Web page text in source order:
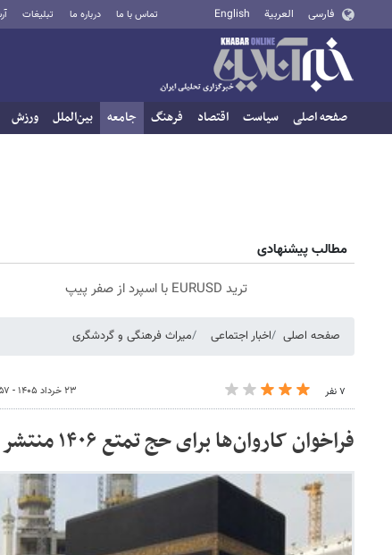
فارسی العربية English تماس با ما درباره ما تبلیغات
صفحه اصلی سیاست اقتصاد فرهنگ جامعه بین‌الملل ورزش
مطالب پیشنهادی
ترید EURUSD با اسپرد از صفر پیپ
صفحه اصلی اخبار اجتماعی میراث فرهنگی و گردشگری
۷ نفر ۲۳ خرداد ۱۴۰۵ - ۱۸:۵۷
فراخوان کاروان‌ها برای حج تمتع ۱۴۰۶ منتشر شد